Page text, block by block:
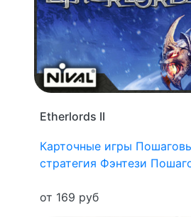
Etherlords II
Карточные игры
стратегия Фэнтези
от 169 руб